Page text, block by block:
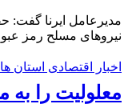
مدیرعامل ایرنا
نیروهای مسلح رمز
اخبار اقتصادی استان ها
معلولیت را به